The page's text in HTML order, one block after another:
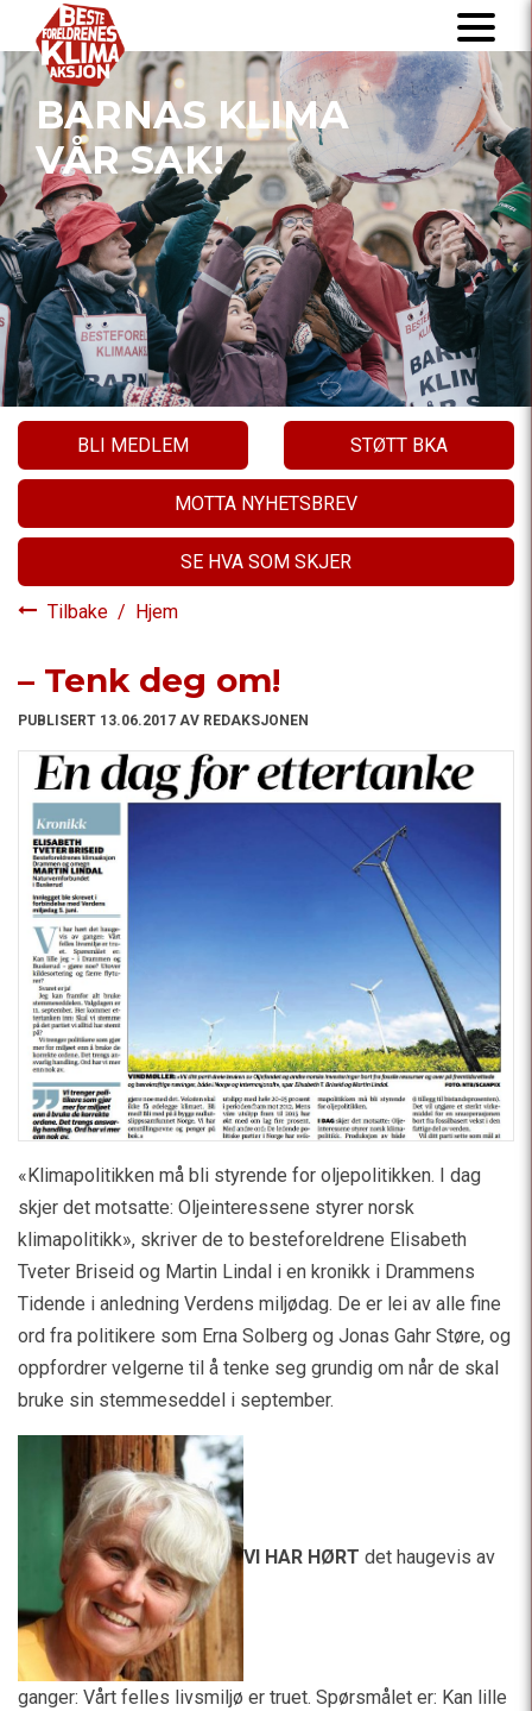
BARNAS KLIMA
VÅR SAK!
BLI MEDLEM STØTT BKA
MOTTA NYHETSBREV
SE HVA SOM SKJER
Tilbake / Hjem
– Tenk deg om!
PUBLISERT 13.06.2017 AV REDAKSJONEN
«Klimapolitikken må bli styrende for oljepolitikken. I dag
skjer det motsatte: Oljeinteressene styrer norsk
klimapolitikk», skriver de to besteforeldrene Elisabeth
Tveter Briseid og Martin Lindal i en kronikk i Drammens
Tidende i anledning Verdens miljødag. De er lei av alle fine
ord fra politikere som Erna Solberg og Jonas Gahr Støre, og
oppfordrer velgerne til å tenke seg grundig om når de skal
bruke sin stemmeseddel i september.
VI HAR HØRT det haugevis av
ganger: Vårt felles livsmiljø er truet. Spørsmålet er: Kan lille